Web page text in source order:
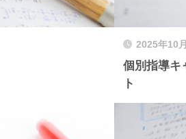
2025年10
個別指導キ
ト